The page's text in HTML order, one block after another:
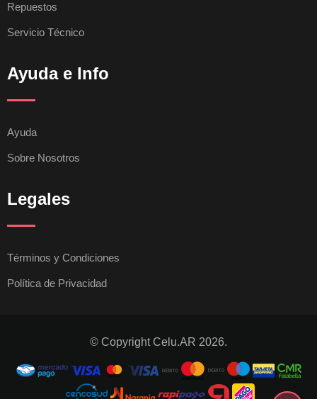
Repuestos
Servicio Técnico
Ayuda e Info
Ayuda
Sobre Nosotros
Legales
Términos y Condiciones
Política de Privacidad
© Copyright Celu.AR 2026.